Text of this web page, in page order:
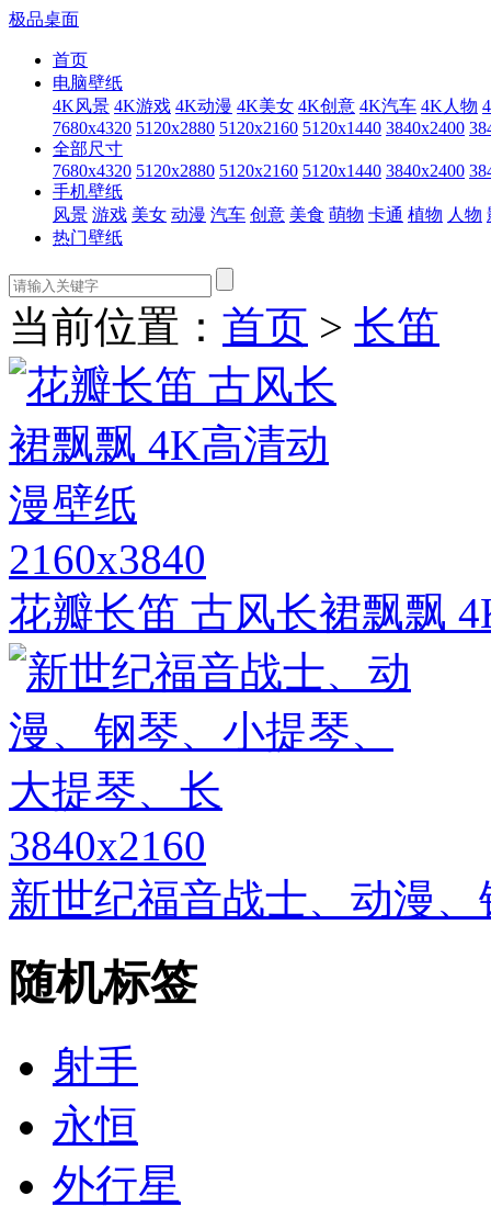
极品桌面
首页
电脑壁纸
4K风景 4K游戏 4K动漫 4K美女 4K创意 4K汽车 4K人物
7680x4320 5120x2880 5120x2160 5120x1440 3840x2400
全部尺寸
7680x4320 5120x2880 5120x2160 5120x1440 3840x2400
手机壁纸
风景 游戏 美女 动漫 汽车 创意 美食 萌物 卡通 植物 人物
热门壁纸
当前位置： 首页 > 长笛
2160x3840
花瓣长笛 古风长裙飘飘
3840x2160
新世纪福音战士、动漫
随机标签
射手
永恒
外行星